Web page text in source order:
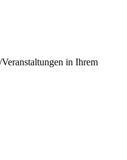
in Ihrem